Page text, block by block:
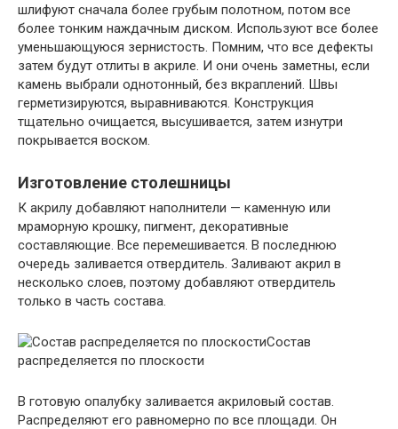
шлифуют сначала более грубым полотном, потом все
более тонким наждачным диском. Используют все более
уменьшающуюся зернистость. Помним, что все дефекты
затем будут отлиты в акриле. И они очень заметны, если
камень выбрали однотонный, без вкраплений. Швы
герметизируются, выравниваются. Конструкция
тщательно очищается, высушивается, затем изнутри
покрывается воском.
Изготовление столешницы
К акрилу добавляют наполнители — каменную или
мраморную крошку, пигмент, декоративные
составляющие. Все перемешивается. В последнюю
очередь заливается отвердитель. Заливают акрил в
несколько слоев, поэтому добавляют отвердитель
только в часть состава.
Состав
распределяется по плоскости
В готовую опалубку заливается акриловый состав.
Распределяют его равномерно по все площади. Он